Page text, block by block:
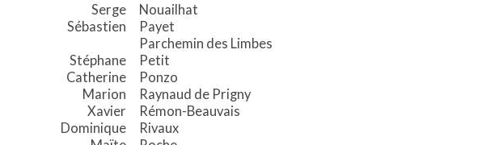
Serge
Nouailhat
Sébastien
Payet
Parchemin des Limbes
Stéphane
Petit
Catherine
Ponzo
Marion
Raynaud de Prigny
Xavier
Rémon-Beauvais
Dominique
Rivaux